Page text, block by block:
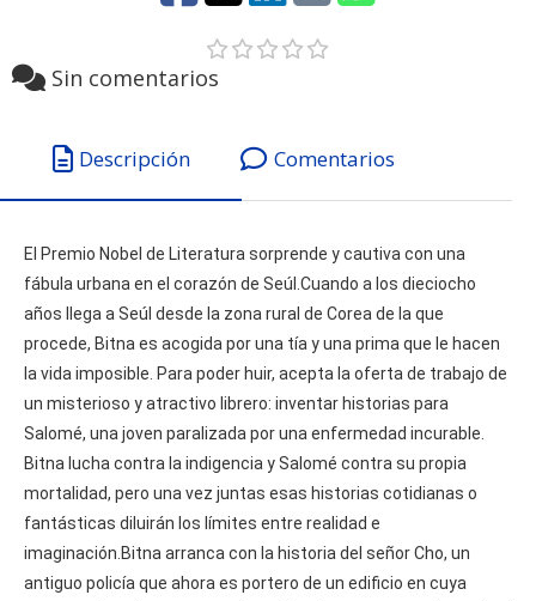
Sin comentarios
Descripción Comentarios
El Premio Nobel de Literatura sorprende y cautiva con una
fábula urbana en el corazón de Seúl.Cuando a los dieciocho
años llega a Seúl desde la zona rural de Corea de la que
procede, Bitna es acogida por una tía y una prima que le hacen
la vida imposible. Para poder huir, acepta la oferta de trabajo de
un misterioso y atractivo librero: inventar historias para
Salomé, una joven paralizada por una enfermedad incurable.
Bitna lucha contra la indigencia y Salomé contra su propia
mortalidad, pero una vez juntas esas historias cotidianas o
fantásticas diluirán los límites entre realidad e
imaginación.Bitna arranca con la historia del señor Cho, un
antiguo policía que ahora es portero de un edificio en cuya